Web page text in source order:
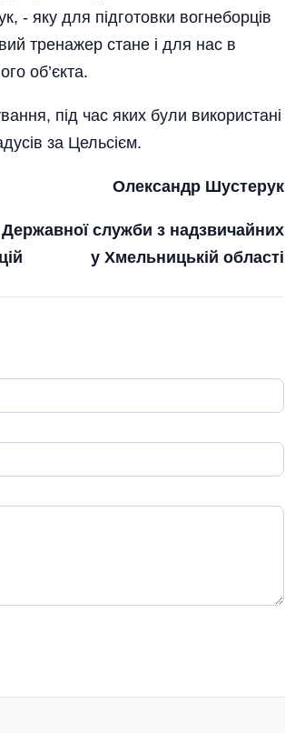
- яку для підготовки вогнеборців
тренажер стане і для нас в
об’єкта.
під час яких були використані
за Цельсієм.
Олександр Шустерук
служби з надзвичайних
у Хмельницькій області